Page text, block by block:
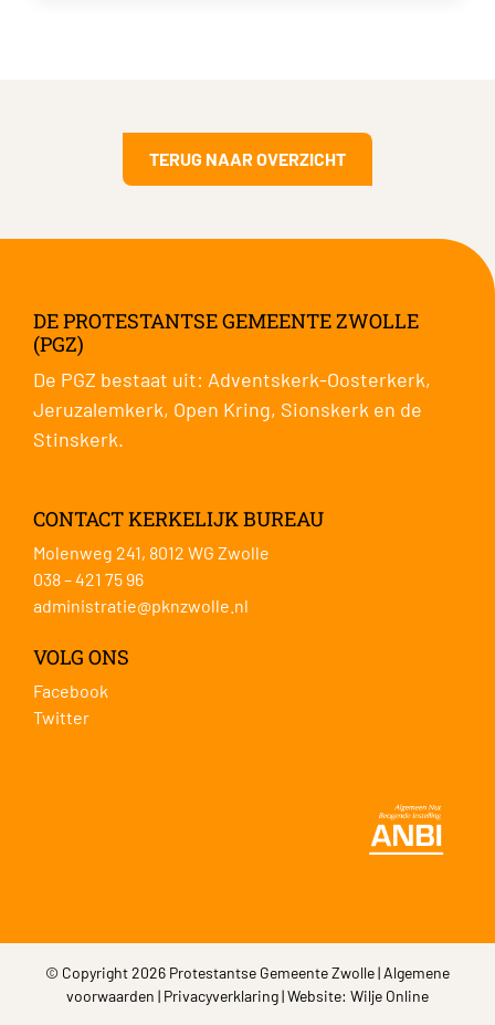
TERUG NAAR OVERZICHT
DE PROTESTANTSE GEMEENTE ZWOLLE
(PGZ)
De PGZ bestaat uit: Adventskerk-Oosterkerk,
Jeruzalemkerk, Open Kring, Sionskerk en de
Stinskerk.
CONTACT KERKELIJK BUREAU
Molenweg 241, 8012 WG Zwolle
038 – 421 75 96
administratie@pknzwolle.nl
VOLG ONS
Facebook
Twitter
© Copyright 2026 Protestantse Gemeente Zwolle | Algemene
voorwaarden | Privacyverklaring| Website: Wilje Online